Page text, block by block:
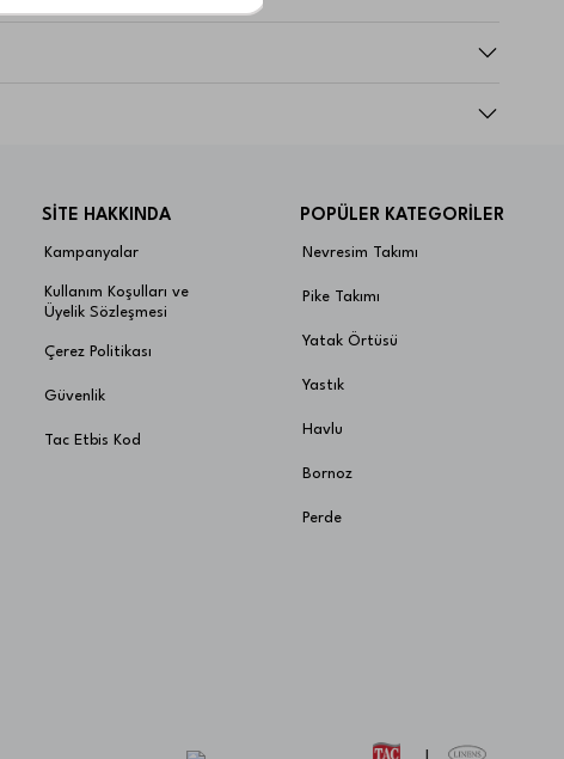
SİTE HAKKINDA
Kampanyalar
Kullanım Koşulları ve
Üyelik Sözleşmesi
Çerez Politikası
Güvenlik
Tac Etbis Kod
POPÜLER KATEGORİLER
Nevresim Takımı
Pike Takımı
Yatak Örtüsü
Yastık
Havlu
Bornoz
Perde